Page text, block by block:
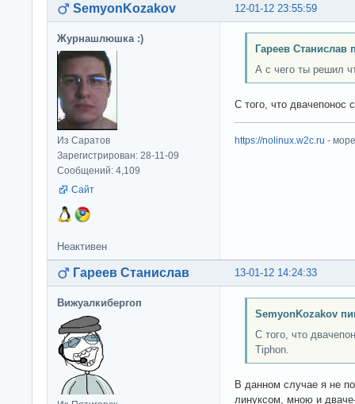
12-01-12 23:55:59
SemyonKozakov
Журнашлюшка :)
Из Саратов
Зарегистрирован: 28-11-09
Сообщений: 4,109
Сайт
Гареев Станислав
А с чего ты решил
С того, что двачепонос
https://nolinux.w2c.ru -
Неактивен
13-01-12 14:24:33
Гареев Станислав
Вижуалкибергоп
SemyonKozakov
С того, что
Tiphon.
В данном случае я не
линуксом, мною и